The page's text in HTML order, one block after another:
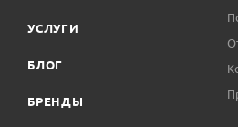
УСЛУГИ
БЛОГ
БРЕНДЫ